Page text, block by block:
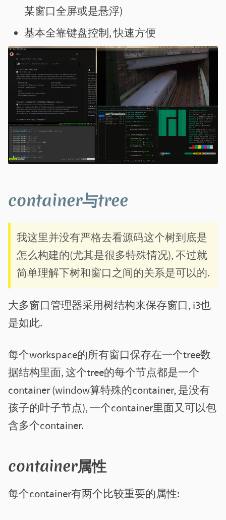
某窗口全屏或是悬浮)
基本全靠键盘控制, 快速方便
container与tree
我这里并没有严格去看源码这个树到底是
怎么构建的(尤其是很多特殊情况), 不过就
简单理解下树和窗口之间的关系是可以的.
大多窗口管理器采用树结构来保存窗口, i3也
是如此.
每个workspace的所有窗口保存在一个tree数
据结构里面, 这个tree的每个节点都是一个
container (window算特殊的container, 是没有
孩子的叶子节点), 一个container里面又可以包
含多个container.
container属性
每个container有两个比较重要的属性: